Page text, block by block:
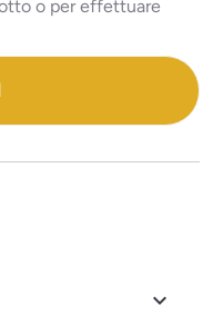
o per effettuare
